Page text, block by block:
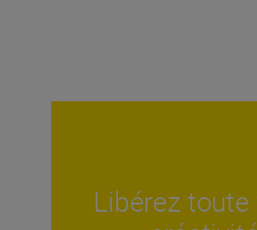
Libérez